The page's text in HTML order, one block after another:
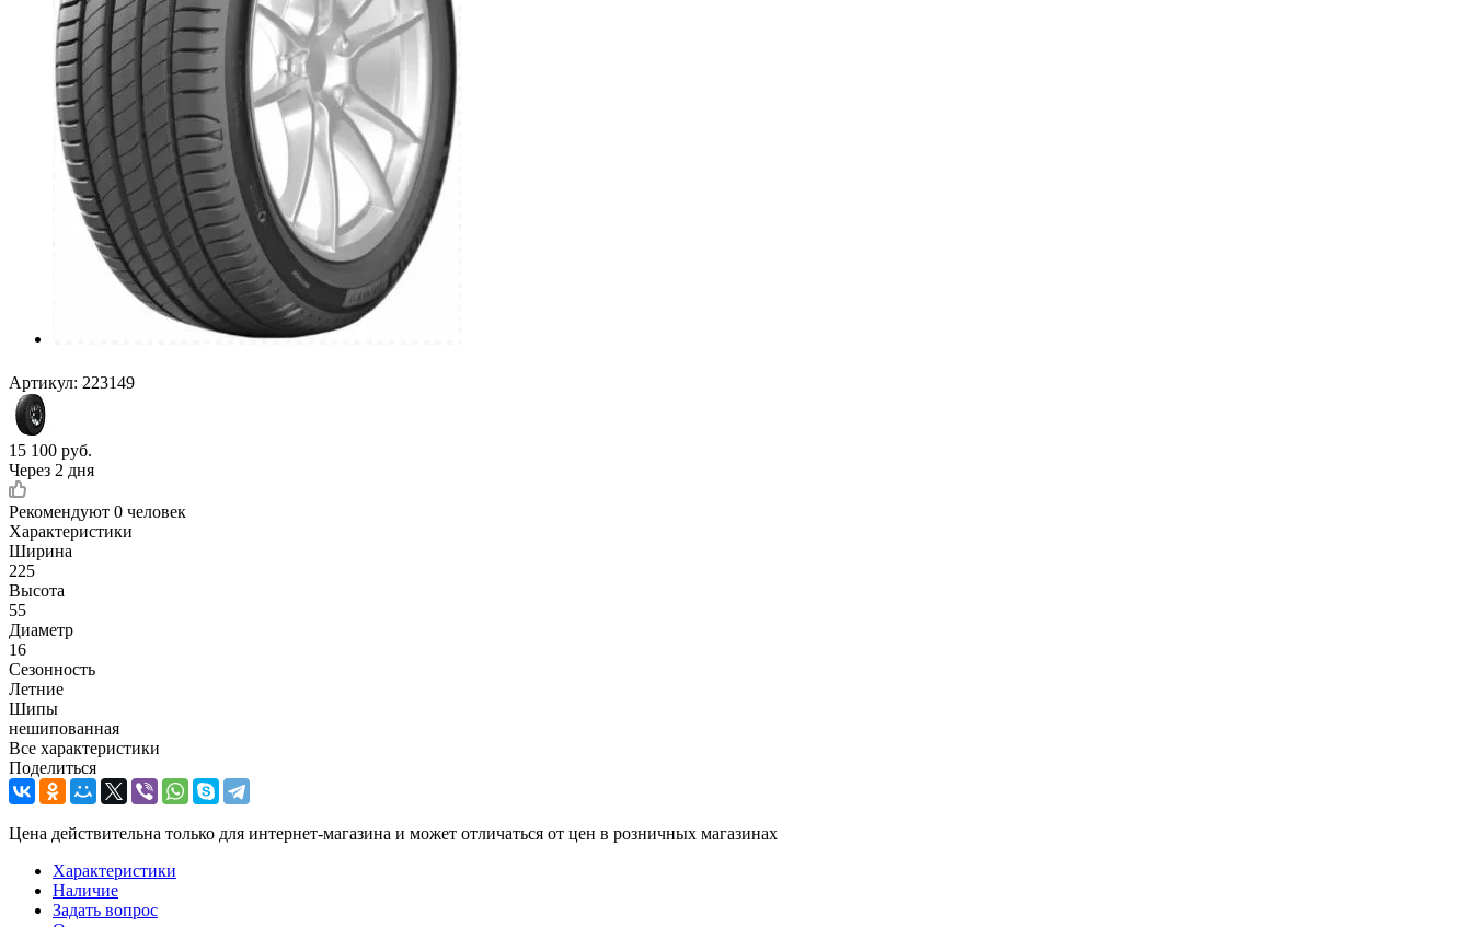
Артикул: 223149
15 100 руб.
Через 2 дня
Рекомендуют 0 человек
Характеристики
Ширина
225
Высота
55
Диаметр
16
Сезонность
Летние
Шипы
нешипованная
Все характеристики
Поделиться
Цена действительна только для интернет-магазина и может отличаться от цен в розничных магазинах
Характеристики
Наличие
Задать вопрос